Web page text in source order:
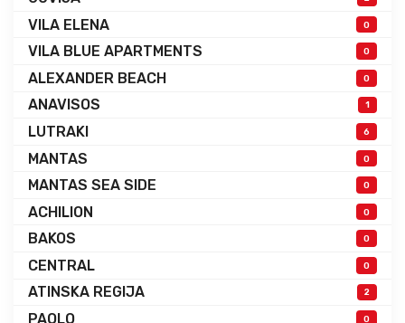
VILA ELENA 0
VILA BLUE APARTMENTS 0
ALEXANDER BEACH 0
ANAVISOS 1
LUTRAKI 6
MANTAS 0
MANTAS SEA SIDE 0
ACHILION 0
BAKOS 0
CENTRAL 0
ATINSKA REGIJA 2
PAOLO 0